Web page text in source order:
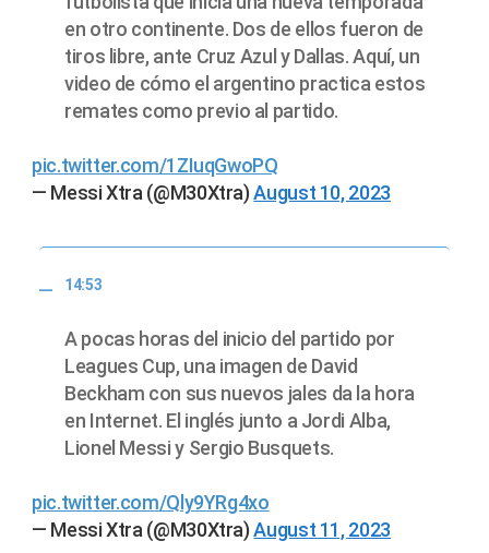
en otro continente. Dos de ellos fueron de
tiros libre, ante Cruz Azul y Dallas. Aquí, un
video de cómo el argentino practica estos
remates como previo al partido.
pic.twitter.com/1ZIuqGwoPQ
— Messi Xtra (@M30Xtra)August 10, 2023
14:53
A pocas horas del inicio del partido por
Leagues Cup, una imagen de David
Beckham con sus nuevos jales da la hora
en Internet. El inglés junto a Jordi Alba,
Lionel Messi y Sergio Busquets.
pic.twitter.com/Qly9YRg4xo
— Messi Xtra (@M30Xtra)August 11, 2023